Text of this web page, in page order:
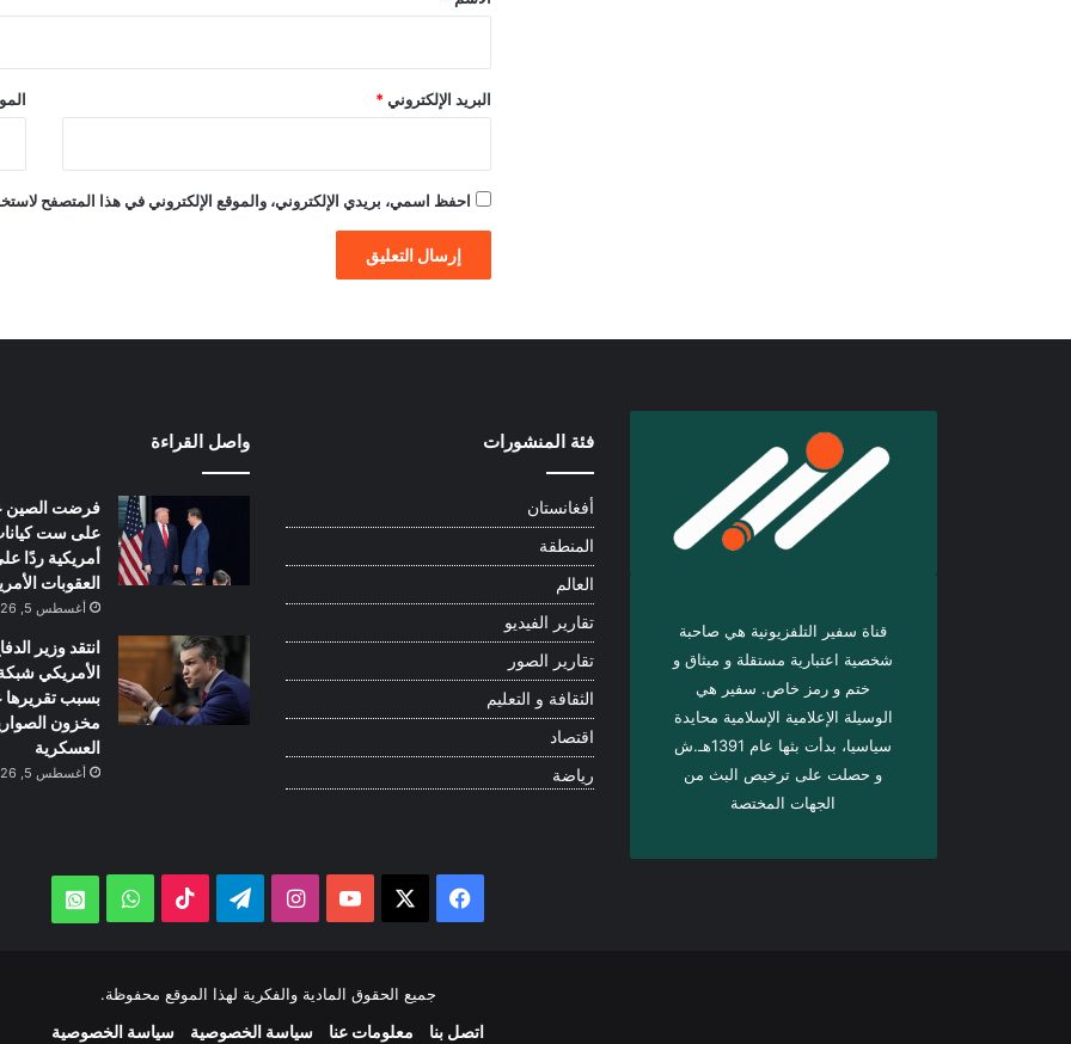
البريد الإلكتروني *
احفظ اسمي، بريدي الإلكتروني، والموقع الإلكتروني في هذا المتصفح
قناة سفير التلفزيونية هي صاحبة
شخصية اعتبارية مستقلة و ميثاق و
ختم و رمز خاص. سفیر هي
الوسيلة الإعلامية الإسلامية محايدة
سياسيا، بدأت بثها عام 1391هـ.ش
و حصلت على ترخيص البث من
الجهات المختصة
فئة المنشورات
أفغانستان
المنطقة
العالم
تقارير الفيديو
تقارير الصور
الثقافة و التعليم
اقتصاد
رياضة
واصل القراءة
فرضت الصين
على ست
أمريكية ردًا
العقوبات
أغسطس 5, 2026
انتقد وزير
بسبب
مخزون
العسكرية
أغسطس 5, 2026
فيسبوك ‫YouTubeانستقرامتيلقرام ‫TikTokواتساب
جميع الحقوق المادية والفكرية لهذا الموقع محفوظة.
اتصل بنا معلومات عنا سياسة الخصوصية سياسة الخصوصية